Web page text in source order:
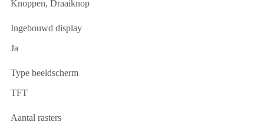
Knoppen, Draaiknop
Ingebouwd display
Ja
Type beeldscherm
TFT
Aantal rasters